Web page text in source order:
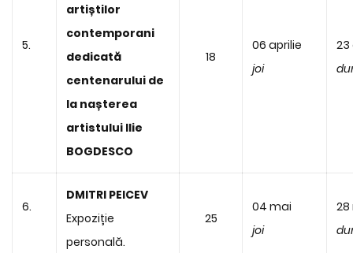
5.
artiștilor
contemporani
dedicată
centenarului de
la nașterea
artistului Ilie
BOGDESCO
18
06 aprilie
joi
23
6.
DMITRI PEICEV
Expoziție
personală.
25
04 mai
joi